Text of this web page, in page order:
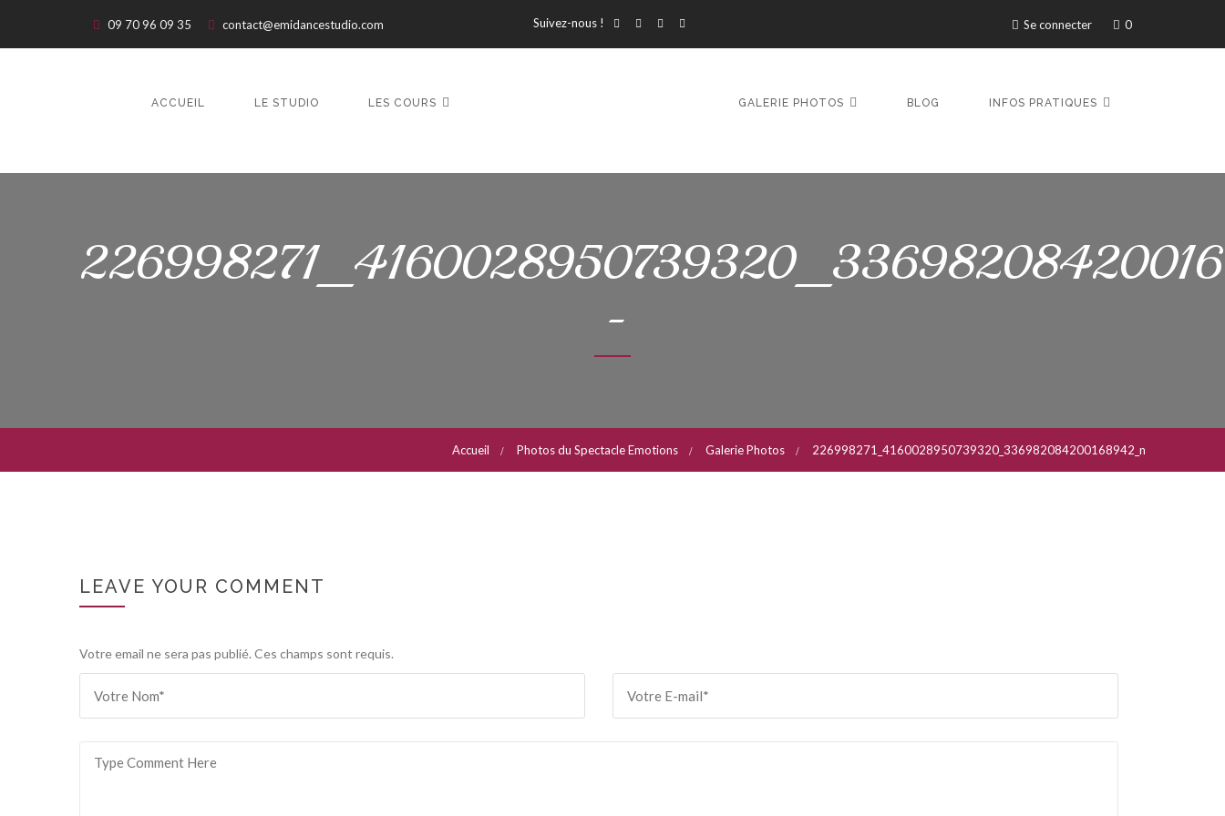
09 70 96 09 35 contact@emidancestudio.com Se connecter 0
Suivez-nous !
ACCUEIL LE STUDIO LES COURS GALERIE PHOTOS BLOG INFOS PRATIQUES
-
Accueil Photos du Spectacle Emotions Galerie Photos 226998271_4160028950739320_336982084200168942_n
LEAVE YOUR COMMENT
Votre email ne sera pas publié. Ces champs sont requis.